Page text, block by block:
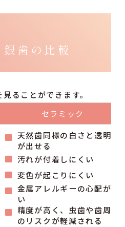
歯の比較
セラミック
天然歯同様の白さと透明感
が出せる
汚れが付着しにくい
変色が起こりにくい
金属アレルギーの心配がな
い
精度が高く、虫歯や歯周病
のリスクが軽減される